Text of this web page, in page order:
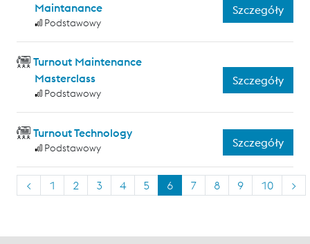
Maintanance
Podstawowy
Szczegóły
Turnout Maintenance
Masterclass
Podstawowy
Szczegóły
Turnout Technology
Podstawowy Szczegóły
< 1 2 3 4 5 6 7 8 9 10 >